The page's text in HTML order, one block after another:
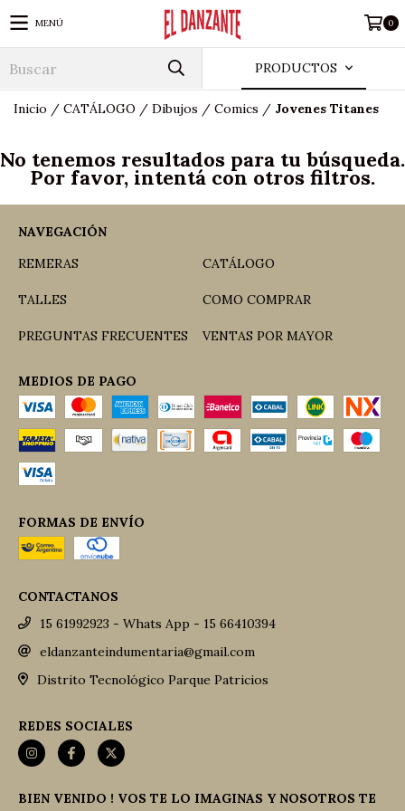
MENÚ 0
PRODUCTOS
Inicio / CATÁLOGO / Dibujos / Comics / Jovenes Titanes
No tenemos resultados para tu búsqueda.
Por favor, intentá con otros filtros.
NAVEGACIÓN
REMERAS
CATÁLOGO
TALLES COMO COMPRAR
PREGUNTAS FRECUENTES VENTAS POR MAYOR
MEDIOS DE PAGO
FORMAS DE ENVÍO
CONTACTANOS
15 61992923 - Whats App - 15 66410394
eldanzanteindumentaria@gmail.com
Distrito Tecnológico Parque Patricios
REDES SOCIALES
BIEN VENIDO ! VOS TE LO IMAGINAS Y NOSOTROS TE